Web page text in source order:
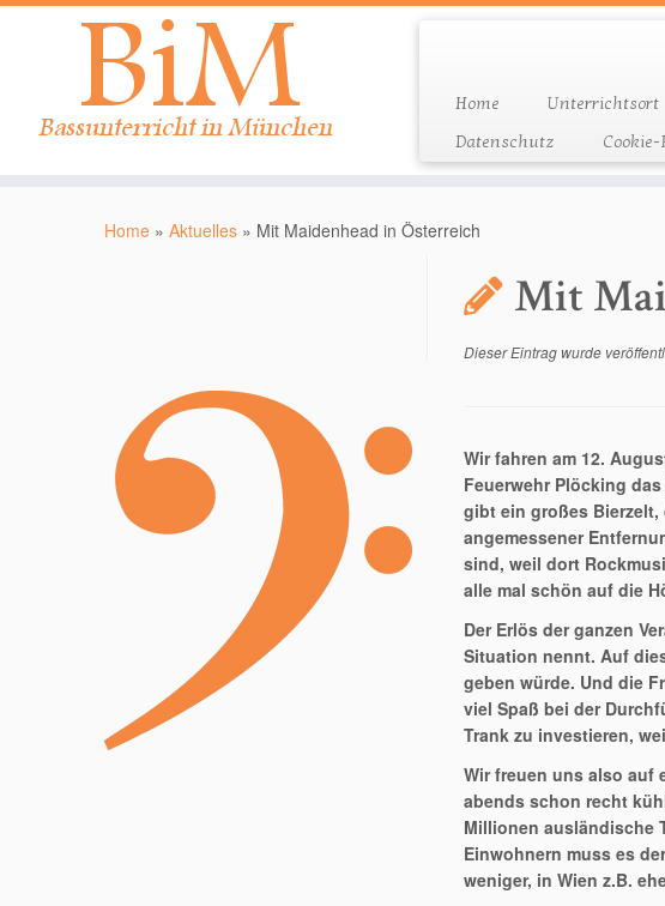
Home Unterrichtsort
Datenschutz
Home » Aktuelles » Mit Maidenhead in Österreich
Mit
Dieser Eintrag wurde
Wir fahren am 12.
Feuerwehr Plöcking
gibt ein großes
angemessener
sind, weil dort
alle mal schön auf die
Der Erlös der ganzen
Situation nennt. Auf
geben würde. Und die
viel Spaß bei der
Trank zu investieren,
Wir freuen uns also auf
abends schon recht
Millionen ausländische
Einwohnern muss es
weniger, in Wien z.B.